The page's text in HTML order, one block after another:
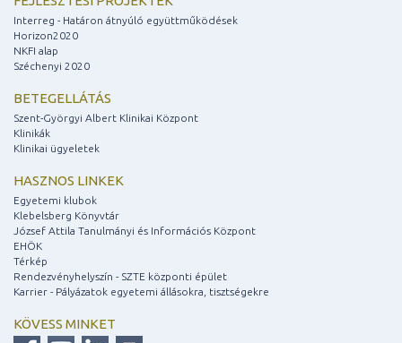
Interreg - Határon átnyúló együttműködések
Horizon2020
NKFI alap
Széchenyi 2020
BETEGELLÁTÁS
Szent-Györgyi Albert Klinikai Központ
Klinikák
Klinikai ügyeletek
HASZNOS LINKEK
Egyetemi klubok
Klebelsberg Könyvtár
József Attila Tanulmányi és Információs Központ
EHÖK
Térkép
Rendezvényhelyszín - SZTE központi épület
Karrier - Pályázatok egyetemi állásokra, tisztségekre
KÖVESS MINKET